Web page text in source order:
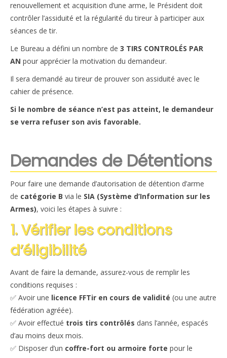
renouvellement et acquisition d’une arme, le Président doit
contrôler l’assiduité et la régularité du tireur à participer aux
séances de tir.
Le Bureau a défini un nombre de 3 TIRS CONTROLÉS PAR
AN pour apprécier la motivation du demandeur.
Il sera demandé au tireur de prouver son assiduité avec le
cahier de présence.
Si le nombre de séance n’est pas atteint, le demandeur
se verra refuser son avis favorable.
Demandes de Détentions
Pour faire une demande d’autorisation de détention d’arme
de catégorie B via le SIA (Système d’Information sur les
Armes), voici les étapes à suivre :
1. Vérifier les conditions
d’éligibilité
Avant de faire la demande, assurez-vous de remplir les
conditions requises :
✅ Avoir une licence FFTir en cours de validité (ou une autre
fédération agréée).
✅ Avoir effectué trois tirs contrôlés dans l’année, espacés
d’au moins deux mois.
✅ Disposer d’un coffre-fort ou armoire forte pour le